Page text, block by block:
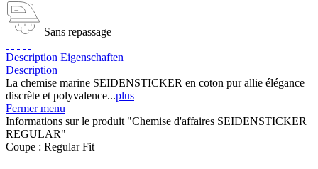
Sans repassage
Description Eigenschaften
Description
La chemise marine SEIDENSTICKER en coton pur allie élégance
discrète et polyvalence...plus
Fermer menu
Informations sur le produit "Chemise d'affaires SEIDENSTICKER
REGULAR"
Coupe : Regular Fit